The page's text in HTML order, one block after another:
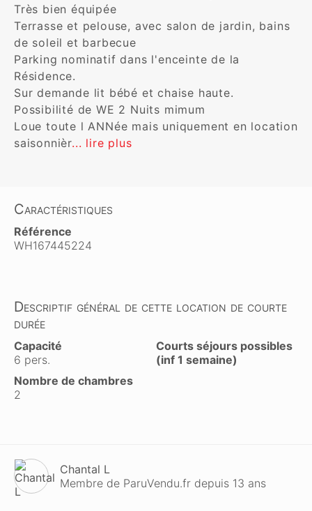
Très bien équipée
Terrasse et pelouse, avec salon de jardin, bains
de soleil et barbecue
Parking nominatif dans l'enceinte de la
Résidence.
Sur demande lit bébé et chaise haute.
Possibilité de WE 2 Nuits mimum
Loue toute l ANNée mais uniquement en location
saisonnièr... lire plus
Caractéristiques
Référence
WH167445224
Descriptif général de cette location de courte
durée
Capacité
6 pers.
Courts séjours possibles
(inf 1 semaine)
Nombre de chambres
2
Chantal L
Membre de ParuVendu.fr depuis 13 ans